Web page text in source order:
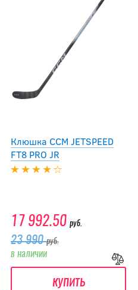
Клюшка ССМ JETSPEED
FT8 PRO JR
17 992.50 руб.
23 990руб.
в наличии
купить